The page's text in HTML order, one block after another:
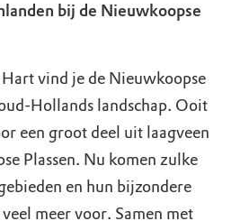
bij de Nieuwkoopse
vind je de Nieuwkoopse
Hollands landschap. Ooit
een groot deel uit laagveen
Plassen. Nu komen zulke
en hun bijzondere
meer voor. Samen met